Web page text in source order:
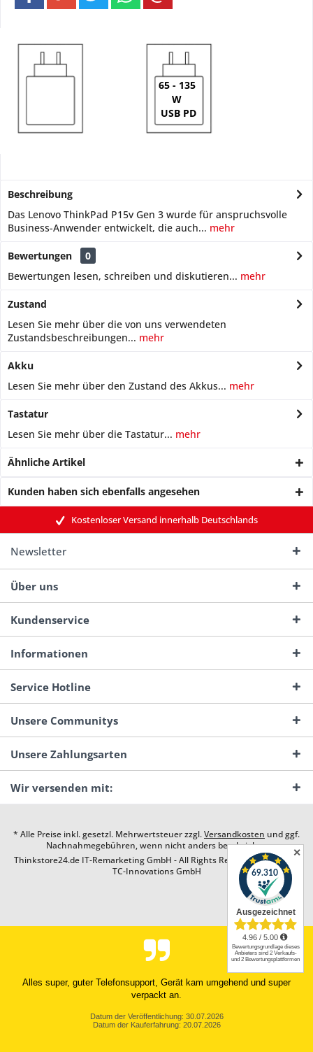
65 - 135
W
USB PD
Beschreibung
Das Lenovo ThinkPad P15v Gen 3 wurde für anspruchsvolle
Business-Anwender entwickelt, die auch... mehr
Bewertungen
0
Bewertungen lesen, schreiben und diskutieren... mehr
Zustand
Lesen Sie mehr über die von uns verwendeten
Zustandsbeschreibungen... mehr
Akku
Lesen Sie mehr über den Zustand des Akkus... mehr
Tastatur
Lesen Sie mehr über die Tastatur... mehr
Ähnliche Artikel
Kunden haben sich ebenfalls angesehen
Kostenloser Versand innerhalb Deutschlands
Newsletter
Über uns
Kundenservice
Informationen
Service Hotline
Unsere Communitys
Unsere Zahlungsarten
Wir versenden mit:
* Alle Preise inkl. gesetzl. Mehrwertsteuer zzgl.Versandkosten und ggf.
Nachnahmegebühren, wenn nicht anders beschrieben
Thinkstore24.de IT-Remarketing GmbH - All Rights Reserved. Design by
TC-Innovations GmbH
Alles super, guter Telefonsupport, Gerät kam umgehend und super
verpackt an.
Datum der Veröffentlichung: 30.07.2026
Datum der Kauferfahrung: 20.07.2026
✕